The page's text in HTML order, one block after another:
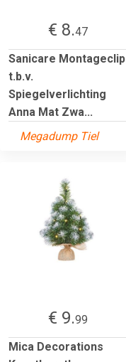
€ 8.47
Sanicare Montageclip
t.b.v.
Spiegelverlichting
Anna Mat Zwa...
Megadump Tiel
€ 9.99
Mica Decorations